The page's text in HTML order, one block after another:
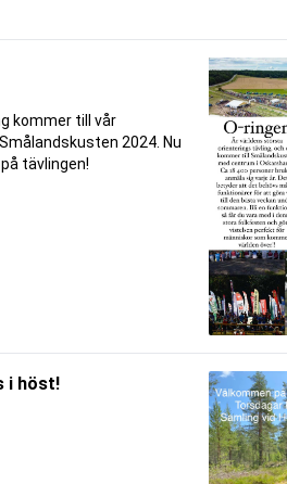
kommer till vår
2024. Nu
tävlingen!
i höst!